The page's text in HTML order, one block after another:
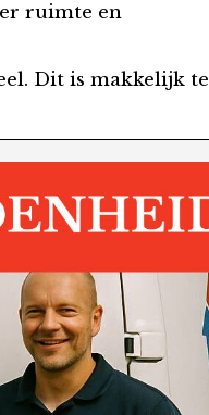
ruimte en
Dit is makkelijk te